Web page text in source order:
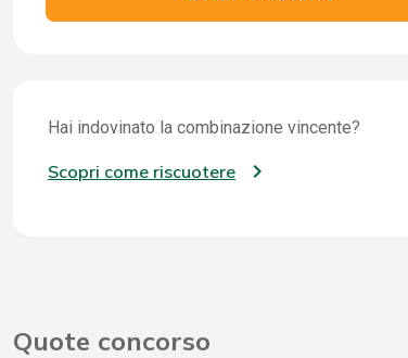
Hai indovinato la combinazione vincente?
Scopri come riscuotere
Quote concorso